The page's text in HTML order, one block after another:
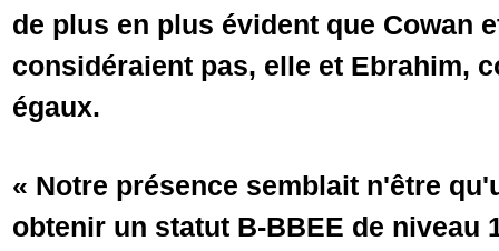
de plus en plus évident que Cowan
considéraient pas, elle et Ebrahim,
égaux.
« Notre présence semblait n'être
obtenir un statut B-BBEE de niveau